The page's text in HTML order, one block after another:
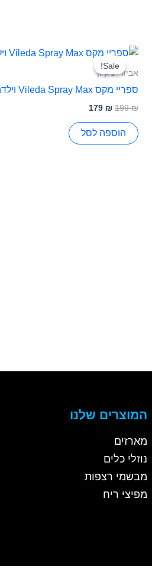
Sale!
Sale!
אביזרי ניקיון
ספריי מקס Vileda Spray Max וילדה
199₪
המחיר
המקורי
היה:
179 ₪
המחיר
הוספה לסל
המוצרים שלנו
מארזים
נוזלי כלים
מבשמי רצפות
מפיצי ריח